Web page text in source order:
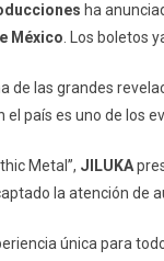
ha
México . Los boletos
de las grandes
país es uno de los
Metal”, JILUKA
la atención de
única para